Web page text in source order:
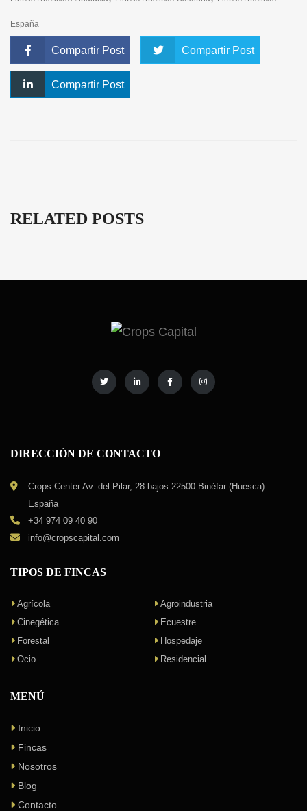
España
Compartir Post Compartir Post
Compartir Post
RELATED POSTS
DIRECCIÓN DE CONTACTO
Crops Center Av. del Pilar, 28 bajos 22500 Binéfar (Huesca)
España
+34 974 09 40 90
info@cropscapital.com
TIPOS DE FINCAS
Agrícola
Agroindustria
Cinegética
Ecuestre
Forestal
Hospedaje
Ocio
Residencial
MENÚ
Inicio
Fincas
Nosotros
Blog
Contacto